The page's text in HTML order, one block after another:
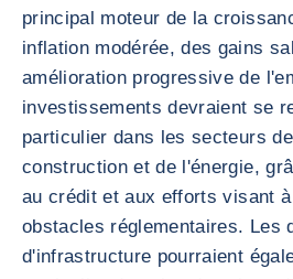
principal moteur de la
inflation modérée, des gains
amélioration progressive de
investissements devraient se
particulier dans les secteurs
construction et de l'énergie,
au crédit et aux efforts visant
obstacles réglementaires. Les
d'infrastructure pourraient